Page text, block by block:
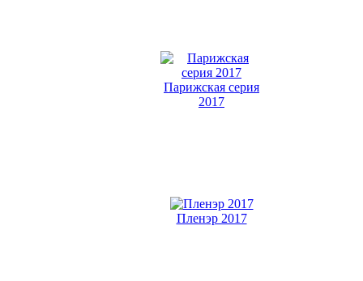
Парижская серия
2017
Пленэр 2017